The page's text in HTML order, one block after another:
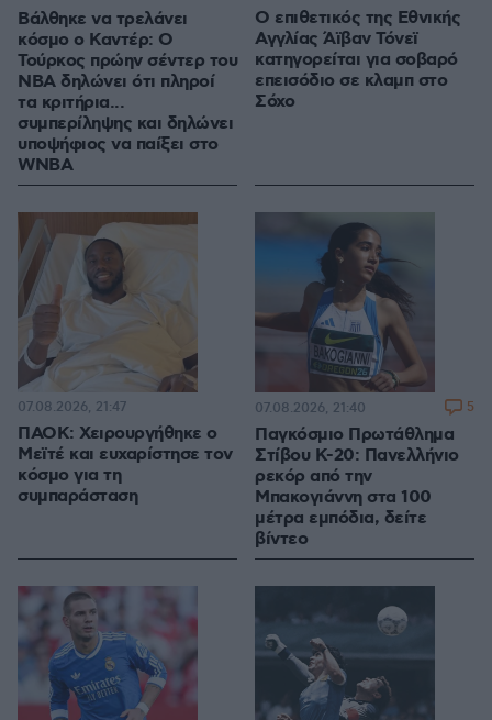
Βάλθηκε να τρελάνει
κόσμο ο Καντέρ: Ο
Τούρκος πρώην σέντερ του
NBA δηλώνει ότι πληροί
τα κριτήρια...
συμπερίληψης και δηλώνει
υποψήφιος να παίξει στο
WNBA
Ο επιθετικός της Εθνικής
Αγγλίας Άϊβαν Τόνεϊ
κατηγορείται για σοβαρό
επεισόδιο σε κλαμπ στο
Σόχο
ΠΑΟΚ: Χειρουργήθηκε ο
Μεϊτέ και ευχαρίστησε τον
κόσμο για τη
συμπαράσταση
07.08.2026, 21:47
Παγκόσμιο Πρωτάθλημα
Στίβου Κ-20: Πανελλήνιο
ρεκόρ από την
Μπακογιάννη στα 100
μέτρα εμπόδια, δείτε
βίντεο
07.08.2026, 21:40 5